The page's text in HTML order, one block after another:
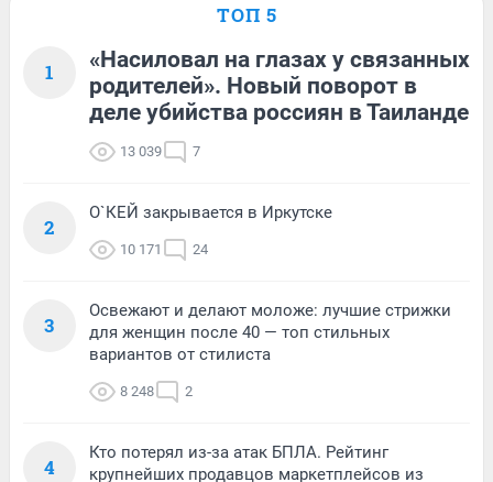
ТОП 5
1
«Насиловал на глазах у связанных
родителей». Новый поворот в
деле убийства россиян в Таиланде
13 039 7
2
О`КЕЙ закрывается в Иркутске
10 171 24
3
Освежают и делают моложе: лучшие стрижки
для женщин после 40 — топ стильных
вариантов от стилиста
8 248 2
4
Кто потерял из-за атак БПЛА. Рейтинг
крупнейших продавцов маркетплейсов из